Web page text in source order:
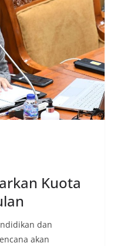
Kuota
dan
akan